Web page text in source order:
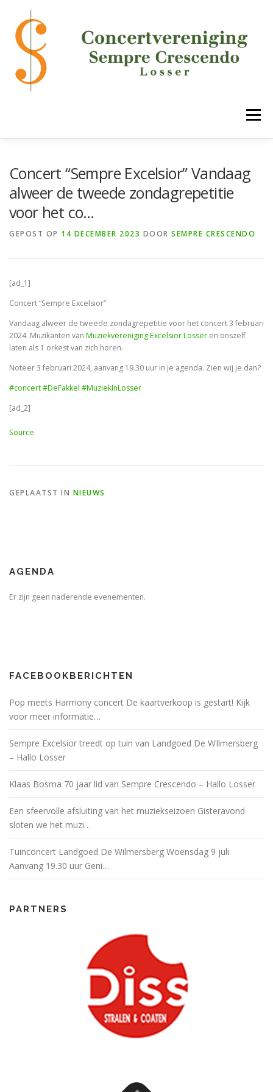
inhoud
Menu
AGENDA
Concert “Sempre Excelsior” Vandaag
alweer de tweede zondagrepetitie
voor het co…
GEPOST OP 14 DECEMBER 2023 DOOR SEMPRE CRESCENDO
[ad_1]
Concert “Sempre Excelsior”
Vandaag alweer de tweede zondagrepetitie voor het concert 3 februari
2024. Muzikanten van Muziekvereniging Excelsior Losser en onszelf
laten als 1 orkest van zich horen.
Noteer 3 februari 2024, aanvang 19.30 uur in je agenda. Zien wij je dan?
#concert#DeFakkel #MuziekInLosser
[ad_2]
Source
GEPLAATST IN NIEUWS
AGENDA
Er zijn geen naderende evenementen.
FACEBOOKBERICHTEN
Pop meets Harmony concert De kaartverkoop is gestart! Kijk
voor meer informatie…
Sempre Excelsior treedt op tuin van Landgoed De WIlmersberg
– Hallo Losser
Klaas Bosma 70 jaar lid van Sempre Crescendo – Hallo Losser
Een sfeervolle afsluiting van het muziekseizoen Gisteravond
sloten we het muzi…
Tuinconcert Landgoed De Wilmersberg Woensdag 9 juli
Aanvang 19.30 uur Geni…
PARTNERS